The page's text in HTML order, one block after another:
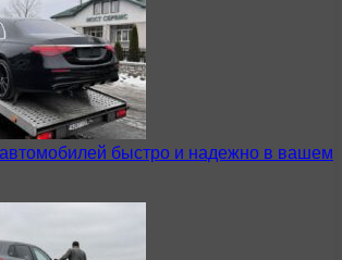
быстро и надежно в вашем